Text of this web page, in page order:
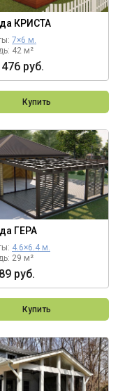
КРИСТА
7×6 м.
42 м²
руб.
Купить
ГЕРА
4.6×6.4 м.
29 м²
руб.
Купить